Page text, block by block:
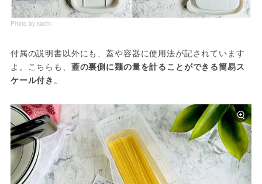
Photo by kachi
付属の説明書以外にも、蓋や容器に使用法が記されています
よ。こちらも、 蓋の裏側に麺の量を計ることができる簡易ス
ケール付き 。